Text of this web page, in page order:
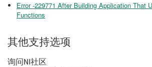
Error -229771 After Building Application That
Functions
其他支持选项
询问NI社区